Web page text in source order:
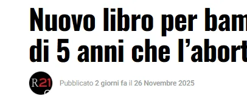
Giù le Mani dai Bambini. Sessualità negli Asili